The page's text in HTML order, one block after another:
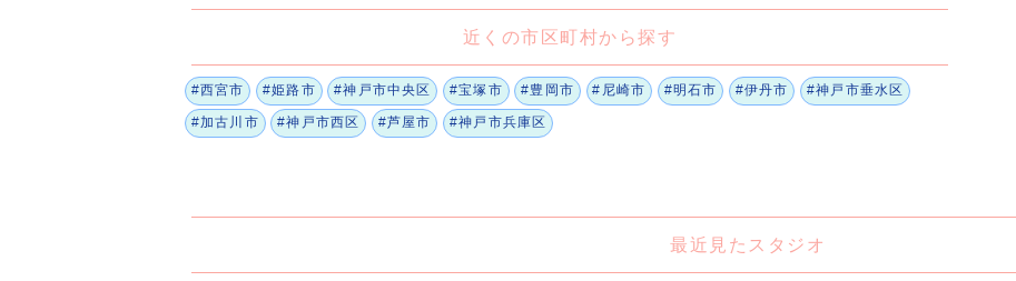
近くの市区町村から探す
#西宮市 #姫路市 #神戸市中央区 #宝塚市 #豊岡市 #尼崎市 #明石市 #伊丹市 #神戸市垂水区
#加古川市 #神戸市西区 #芦屋市 #神戸市兵庫区
最近見たスタジオ